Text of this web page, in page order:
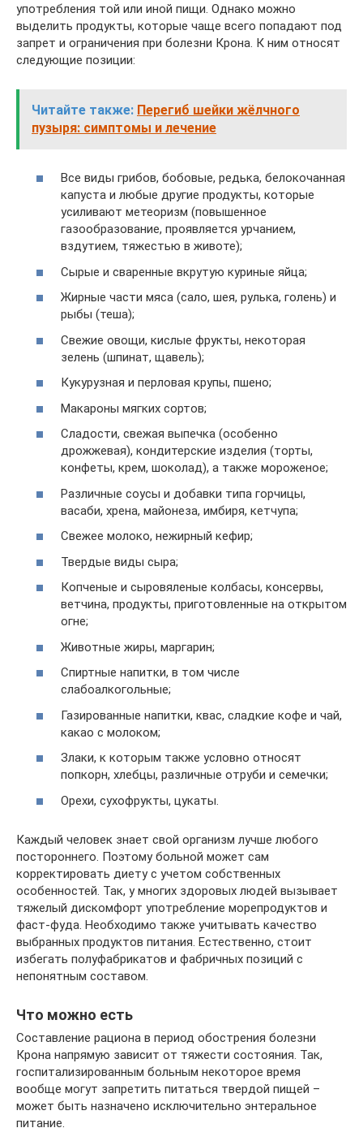
употребления той или иной пищи. Однако можно
выделить продукты, которые чаще всего попадают под
запрет и ограничения при болезни Крона. К ним относят
следующие позиции:
Читайте также: Перегиб шейки жёлчного
пузыря: симптомы и лечение
Все виды грибов, бобовые, редька, белокочанная
капуста и любые другие продукты, которые
усиливают метеоризм (повышенное
газообразование, проявляется урчанием,
вздутием, тяжестью в животе);
Сырые и сваренные вкрутую куриные яйца;
Жирные части мяса (сало, шея, рулька, голень) и
рыбы (теша);
Свежие овощи, кислые фрукты, некоторая
зелень (шпинат, щавель);
Кукурузная и перловая крупы, пшено;
Макароны мягких сортов;
Сладости, свежая выпечка (особенно
дрожжевая), кондитерские изделия (торты,
конфеты, крем, шоколад), а также мороженое;
Различные соусы и добавки типа горчицы,
васаби, хрена, майонеза, имбиря, кетчупа;
Свежее молоко, нежирный кефир;
Твердые виды сыра;
Копченые и сыровяленые колбасы, консервы,
ветчина, продукты, приготовленные на открытом
огне;
Животные жиры, маргарин;
Спиртные напитки, в том числе
слабоалкогольные;
Газированные напитки, квас, сладкие кофе и чай,
какао с молоком;
Злаки, к которым также условно относят
попкорн, хлебцы, различные отруби и семечки;
Орехи, сухофрукты, цукаты.
Каждый человек знает свой организм лучше любого
постороннего. Поэтому больной может сам
корректировать диету с учетом собственных
особенностей. Так, у многих здоровых людей вызывает
тяжелый дискомфорт употребление морепродуктов и
фаст-фуда. Необходимо также учитывать качество
выбранных продуктов питания. Естественно, стоит
избегать полуфабрикатов и фабричных позиций с
непонятным составом.
Что можно есть
Составление рациона в период обострения болезни
Крона напрямую зависит от тяжести состояния. Так,
госпитализированным больным некоторое время
вообще могут запретить питаться твердой пищей –
может быть назначено исключительно энтеральное
питание.